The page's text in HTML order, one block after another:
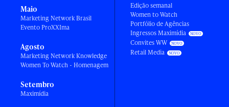
Maio
Marketing Network Brasil
Evento ProXXIma
Agosto
Marketing Network Knowledge
Women To Watch - Homenagem
Setembro
Maximídia
Edição semanal
Women to Watch
Portfólio de Agências
Ingressos Maximídia
Convites WW
Retail Media